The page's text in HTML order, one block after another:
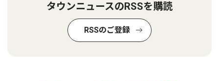
タウンニュースのRSSを購読
RSSのご登録